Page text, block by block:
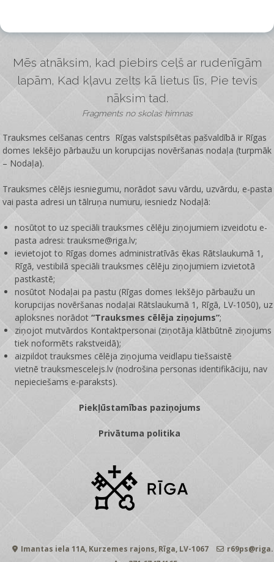
Mēs atnāksim, kad piebirs ceļš ar rudenīgām
lapām, Kad kļavu zelts kā lietus līs, Pie tevis
nāksim tad.
Fragments no skolas himnas
Trauksmes celšanas centrs Rīgas valstspilsētas pašvaldībā ir Rīgas
domes Iekšējo pārbaužu un korupcijas novēršanas nodaļa (turpmāk
– Nodaļa).
Trauksmes cēlējs iesniegumu, norādot savu vārdu, uzvārdu, e-pasta
vai pasta adresi un tālruņa numuru, iesniedz Nodaļā:
nosūtot to uz speciāli trauksmes cēlēju ziņojumiem izveidotu e-
pasta adresi: trauksme@riga.lv;
ievietojot to Rīgas domes administratīvās ēkas Rātslaukumā 1,
Rīgā, vestibilā speciāli trauksmes cēlēju ziņojumiem izvietotā
pastkastē;
nosūtot Nodaļai pa pastu (Rīgas domes Iekšējo pārbaužu un
korupcijas novēršanas nodaļai Rātslaukumā 1, Rīgā, LV-1050), uz
aploksnes norādot“Trauksmes cēlēja ziņojums”;
ziņojot mutvārdos Kontaktpersonai (ziņotāja klātbūtnē ziņojums
tiek noformēts rakstveidā);
aizpildot trauksmes cēlēja ziņojuma veidlapu tiešsaistē
vietnētrauksmescelejs.lv (nodrošina personas identifikāciju, nav
nepieciešams e-paraksts).
Piekļūstamības paziņojums
Privātuma politika
Imantas iela 11A, Kurzemes rajons, Rīga, LV-1067